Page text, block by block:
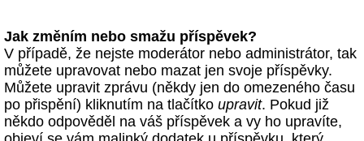
Jak změním nebo smažu příspěvek?
V případě, že nejste moderátor nebo administrátor, tak
můžete upravovat nebo mazat jen svoje příspěvky.
Můžete upravit zprávu (někdy jen do omezeného času
po přispění) kliknutím na tlačítko upravit. Pokud již
někdo odpověděl na váš příspěvek a vy ho upravíte,